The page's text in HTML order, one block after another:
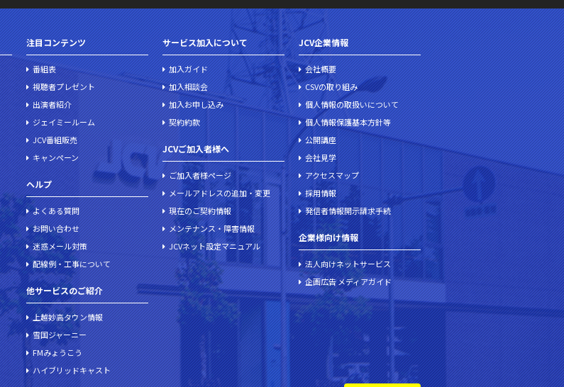
注目コンテンツ
番組表
視聴者プレゼント
出演者紹介
ジェイミールーム
JCV番組販売
キャンペーン
ヘルプ
よくある質問
お問い合わせ
迷惑メール対策
配線例・工事について
他サービスのご紹介
上越妙高タウン情報
雪国ジャーニー
FMみょうこう
ハイブリッドキャスト
サービス加入について
加入ガイド
加入相談会
加入お申し込み
契約約款
JCVご加入者様へ
ご加入者様ページ
メールアドレスの追加・変更
現在のご契約情報
メンテナンス・障害情報
JCVネット設定マニュアル
JCV企業情報
会社概要
CSVの取り組み
個人情報の取扱いについて
個人情報保護基本方針等
公開講座
会社見学
アクセスマップ
採用情報
発信者情報開示請求手続
企業様向け情報
法人向けネットサービス
企画広告 メディアガイド